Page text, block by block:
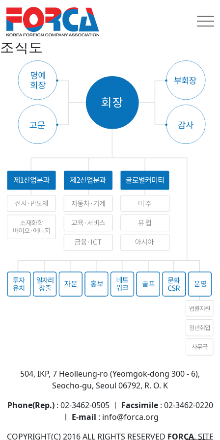
한국외국기업협회
조직도
조직도
504, IKP, 7 Heolleung-ro (Yeomgok-dong 300 - 6),
Seocho-gu, Seoul 06792, R. O. K
Phone(Rep.): 02-3462-0505 ㅣ Facsimile: 02-3462-0220
ㅣ E-mail : info@forca.org
COPYRIGHT(C) 2016 ALL RIGHTS RESERVED FORCA, SITE